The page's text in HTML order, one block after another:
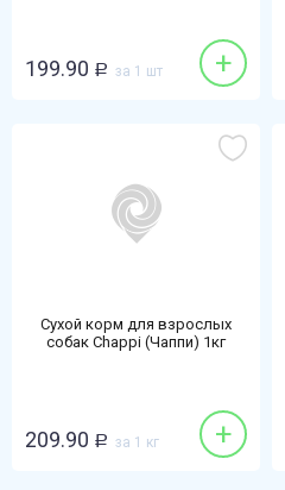
199.90 Р за 1 шт +
Сухой корм для взрослых
собак Chappi (Чаппи) 1кг
209.90 Р за 1 кг +